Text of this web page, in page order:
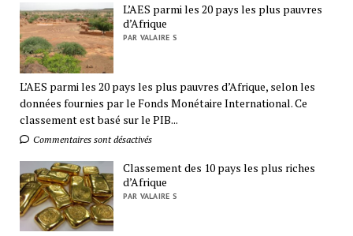
L’AES parmi les 20 pays les plus pauvres
d’Afrique
PAR VALAIRE S
L’AES parmi les 20 pays les plus pauvres d’Afrique, selon les
données fournies par le Fonds Monétaire International. Ce
classement est basé sur le PIB...
Commentaires sont désactivés
Classement des 10 pays les plus riches
d’Afrique
PAR VALAIRE S